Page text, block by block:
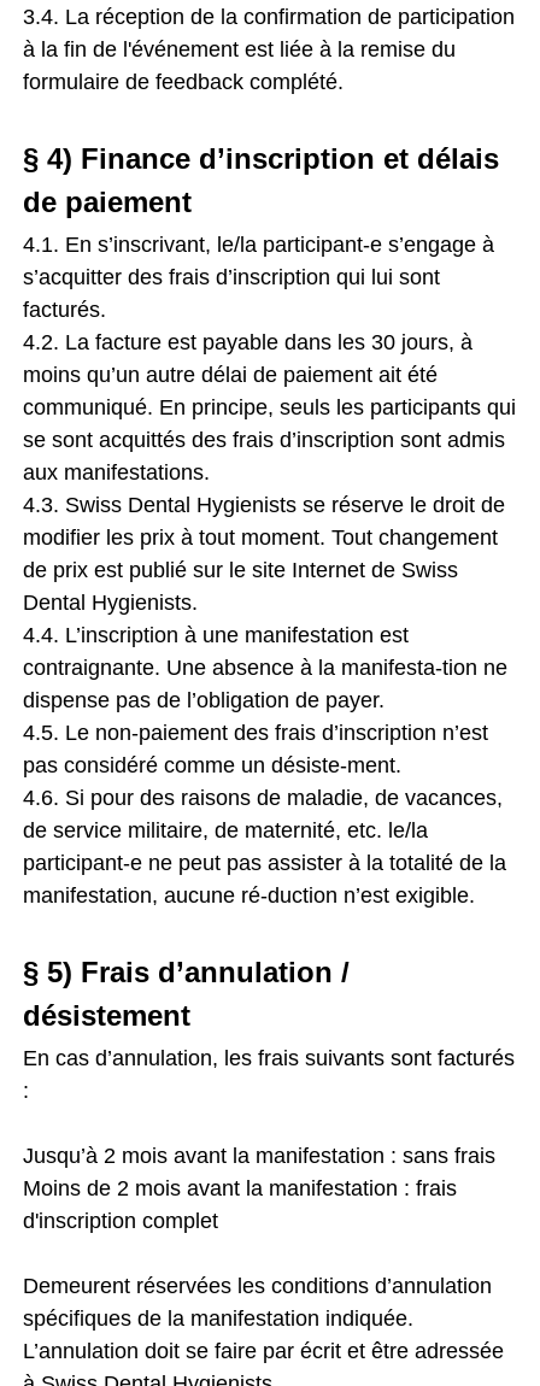
3.4. La réception de la confirmation de participation
à la fin de l'événement est liée à la remise du
formulaire de feedback complété.
§ 4) Finance d’inscription et délais
de paiement
4.1. En s’inscrivant, le/la participant-e s’engage à
s’acquitter des frais d’inscription qui lui sont
facturés.
4.2. La facture est payable dans les 30 jours, à
moins qu’un autre délai de paiement ait été
communiqué. En principe, seuls les participants qui
se sont acquittés des frais d’inscription sont admis
aux manifestations.
4.3. Swiss Dental Hygienists se réserve le droit de
modifier les prix à tout moment. Tout changement
de prix est publié sur le site Internet de Swiss
Dental Hygienists.
4.4. L’inscription à une manifestation est
contraignante. Une absence à la manifesta-tion ne
dispense pas de l’obligation de payer.
4.5. Le non-paiement des frais d’inscription n’est
pas considéré comme un désiste-ment.
4.6. Si pour des raisons de maladie, de vacances,
de service militaire, de maternité, etc. le/la
participant-e ne peut pas assister à la totalité de la
manifestation, aucune ré-duction n’est exigible.
§ 5) Frais d’annulation /
désistement
En cas d’annulation, les frais suivants sont facturés
:
Jusqu’à 2 mois avant la manifestation : sans frais
Moins de 2 mois avant la manifestation : frais
d'inscription complet
Demeurent réservées les conditions d’annulation
spécifiques de la manifestation indiquée.
L’annulation doit se faire par écrit et être adressée